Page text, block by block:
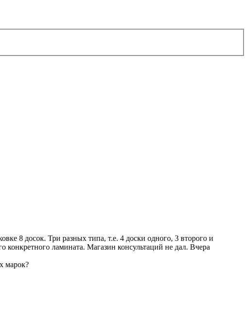
8 досок. Три разных типа, т.е. 4 доски одного, 3 второго и
конкретного ламината. Магазин консультаций не дал. Вчера
марок?